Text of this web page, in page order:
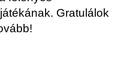
Gratulálok